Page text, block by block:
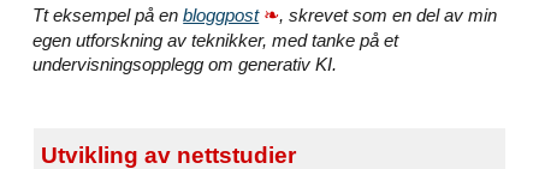
Tt eksempel på enbloggpost ❧, skrevet som en del av min
egen utforskning av teknikker, med tanke på et
undervisningsopplegg om generativ KI.
Utvikling av nettstudier